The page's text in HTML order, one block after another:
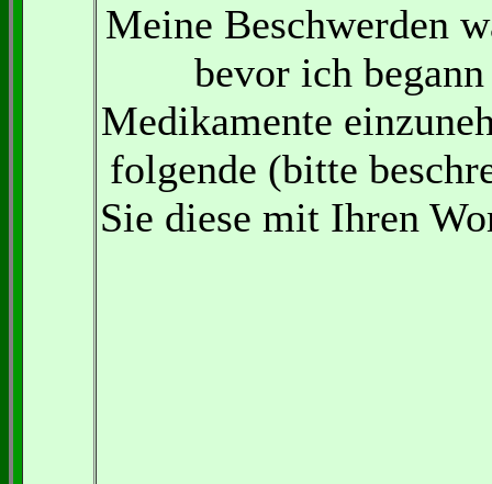
Meine Beschwerden
bevor ich begann
Medikamente
folgende (bitte
Sie diese mit Ihren